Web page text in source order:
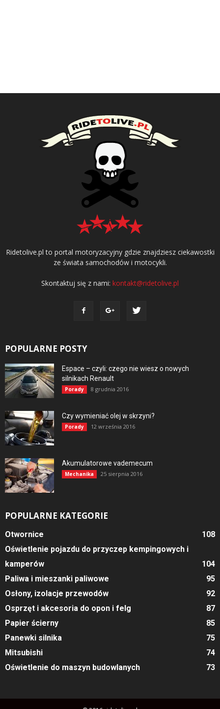
Ridetolive.pl to portal motoryzacyjny gdzie znajdziesz ciekawostki
ze świata samochodów i motocykli.
Skontaktuj się z nami: kontakt@ridetolive.pl
POPULARNE POSTY
Espace – czyli: czego nie wiesz o nowych
silnikach Renault
Porady 8 grudnia 2016
Czy wymieniać olej w skrzyni?
Porady 12 września 2016
Akumulatorowe vademecum
Mechanika 25 sierpnia 2016
POPULARNE KATEGORIE
Otwornice
108
Oświetlenie pojazdu do przyczep kempingowych i
kamperów
104
Paliwa i mieszanki paliwowe
95
Osłony, izolacje przewodów
92
Osprzęt i akcesoria do opon i felg
87
Papier ścierny
85
Panewki silnika
75
Mitsubishi
74
Oświetlenie do maszyn budowlanych
73